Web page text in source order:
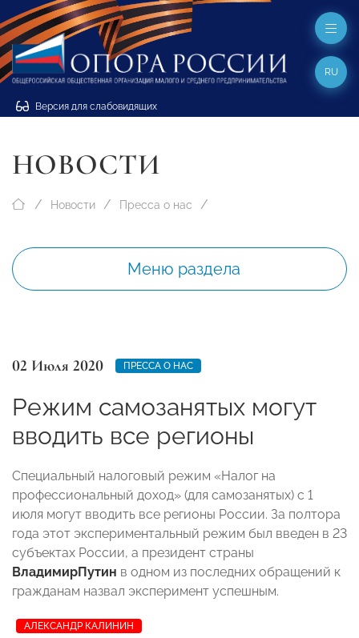
Версия для слабовидящих
RU
НОВОСТИ
Новости Пресса о нас
Меню раздела
02 Июля 2020 ПРЕССА О НАС
Режим самозанятых могут
вводить все регионы
Специальный налоговый режим «Налог на
профессиональный доход» (для самозанятых) с 1
июля могут вводить все регионы России. За полтора
года этот экспериментальный режим был введен в 23
субъектах России, а президент страны
ВладимирПутин в одном из последних обращений к
гражданам назвал эксперимент успешным.
АЛЕКСАНДР КАЛИНИН